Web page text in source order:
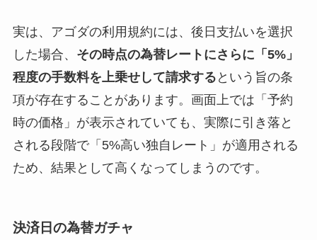
実は、アゴダの利用規約には、後日支払いを選択
した場合、 その時点の為替レートにさらに「5%」
程度の手数料を上乗せして請求する という旨の条
項が存在することがあります。画面上では「予約
時の価格」が表示されていても、実際に引き落と
される段階で「5%高い独自レート」が適用される
ため、結果として高くなってしまうのです。
決済日の為替ガチャ